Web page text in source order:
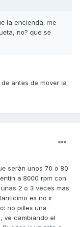
la encienda, me
no? que se
antes de mover la
serán unos 70 o 80
a 8000 rpm con
2 o 3 veces mas
es no ir
no pilles una
ve cambiando el